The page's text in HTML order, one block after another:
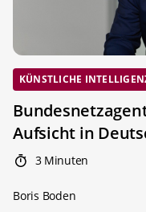
KÜNSTLICHE
Aufsicht in
3 Minuten
Boris Boden